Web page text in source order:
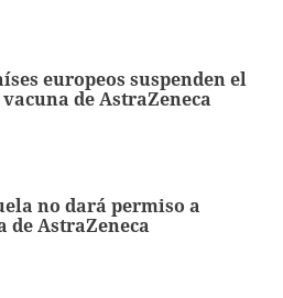
europeos suspenden el
vacuna de AstraZeneca
no dará permiso a
de AstraZeneca